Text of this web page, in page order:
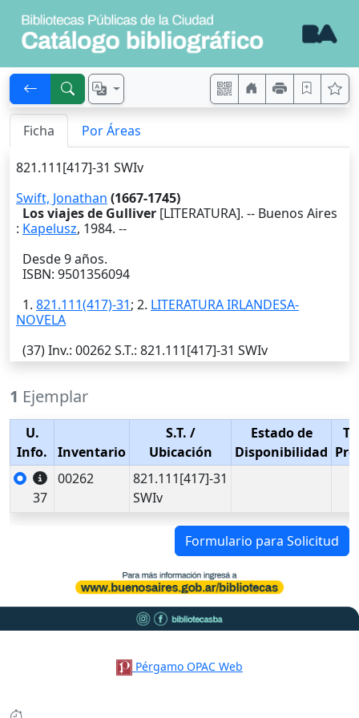
Ficha Por Áreas
821.111[417]-31 SWIv
Swift, Jonathan (1667-1745)
Los viajes de Gulliver [LITERATURA]. -- Buenos Aires
: Kapelusz, 1984. --
Desde 9 años.
ISBN: 9501356094
1. 821.111(417)-31; 2. LITERATURA IRLANDESA-
NOVELA
(37)Inv.: 00262S.T.: 821.111[417]-31 SWIv
1 Ejemplar
U.
Info.
Inventario
S.T. /
Ubicación
Estado de
Disponibilidad
37
00262
821.111[417]-31
SWIv
Formulario para Solicitud
Pérgamo OPAC Web